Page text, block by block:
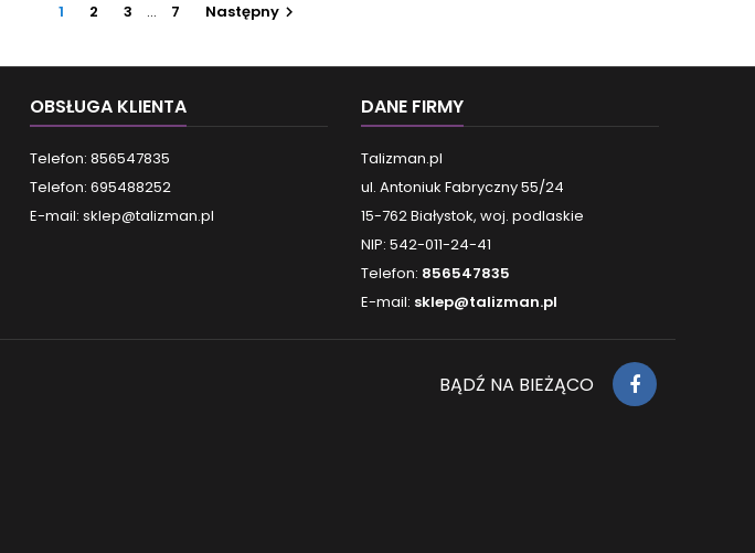
1 2 3 … 7 Następny 
OBSŁUGA KLIENTA
Telefon: 856547835
Telefon: 695488252
E-mail: sklep@talizman.pl
DANE FIRMY
Talizman.pl
ul. Antoniuk Fabryczny 55/24
15-762 Białystok, woj. podlaskie
NIP: 542-011-24-41
Telefon: 856547835
E-mail: sklep@talizman.pl
BĄDŹ NA BIEŻĄCO